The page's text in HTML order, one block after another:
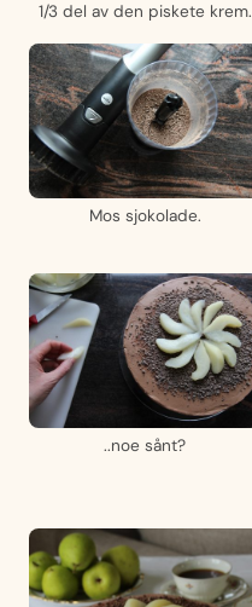
1/3 del av den piskete krem.
Mos sjokolade.
..noe sånt?